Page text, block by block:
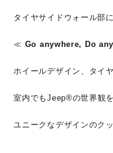
タイヤサイドウォール部
≪ Go anywhere, Do
ホイールデザイン、タイ
室内でもJeep®の世界観
ユニークなデザインのク